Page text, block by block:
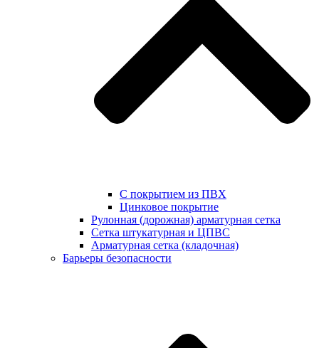
С покрытием из ПВХ
Цинковое покрытие
Рулонная (дорожная) арматурная сетка
Сетка штукатурная и ЦПВС
Арматурная сетка (кладочная)
Барьеры безопасности